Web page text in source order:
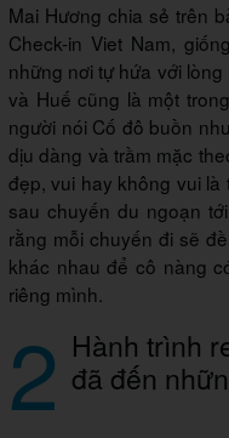
Mai Hương chia sẻ trên
Check-in Viet Nam,
những nơi tự hứa với
và Huế cũng là một
người nói Cố đô buồn
dịu dàng và trầm mặc
đẹp, vui hay không vui
sau chuyến du ngoạn
rằng mỗi chuyến đi sẽ
khác nhau để cô nàng
riêng mình.
2 Hành trình
đã đến